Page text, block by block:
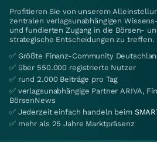
Profitieren Sie von unserem
zentralen verlagsunabhängigen
und fundierten Zugang in die Börsen-
strategische Entscheidungen zu treffen.
✅ Größte Finanz-Community
✅ über 550.000 registrierte Nutzer
✅ rund 2.000 Beiträge pro Tag
✅ verlagsunabhängige Partner ARIVA,
BörsenNews
✅ Jederzeit einfach handeln beim
✅ mehr als 25 Jahre Marktpräsenz